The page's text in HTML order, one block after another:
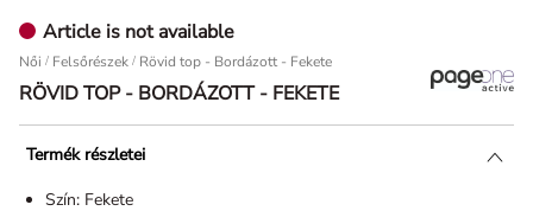
Article is not available
Női / Felsőrészek Rövid top - Bordázott - Fekete
RÖVID TOP - BORDÁZOTT - FEKETE
Termék részletei
Szín: Fekete